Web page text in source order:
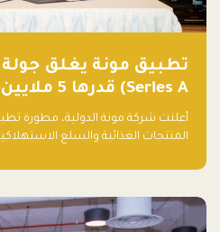
Series A) قدرها 5 ملايين ريال
أعلنت شركة مونة الدولية، مطورة
المنتجات الغذائية والسلع
دولار أمريكي)، بقيادة شركتي دعم